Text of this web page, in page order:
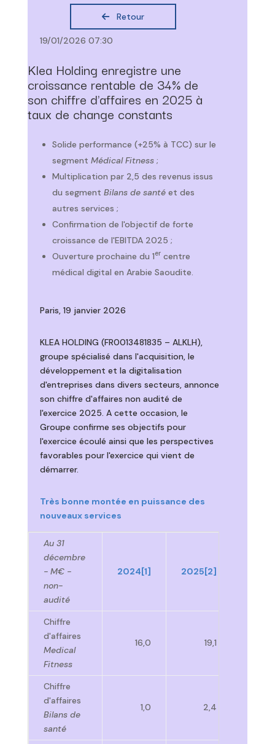
Retour
19/01/2026 07:30
Klea Holding enregistre une
croissance rentable de 34% de
son chiffre d'affaires en 2025 à
taux de change constants
Solide performance (+25% à TCC) sur le
segment Médical Fitness;
Multiplication par 2,5 des revenus issus
du segment Bilans de santéet des
autres services ;
Confirmation de l'objectif de forte
croissance de l'EBITDA 2025 ;
Ouverture prochaine du 1ercentre
médical digital en Arabie Saoudite.
Paris, 19 janvier 2026
KLEA HOLDING (FR0013481835 – ALKLH),
groupe spécialisé dans l'acquisition, le
développement et la digitalisation
d'entreprises dans divers secteurs, annonce
son chiffre d'affaires non audité de
l'exercice 2025. A cette occasion, le
Groupe confirme ses objectifs pour
l'exercice écoulé ainsi que les perspectives
favorables pour l'exercice qui vient de
démarrer.
Très bonne montée en puissance des
nouveaux services
Au 31
décembre
- M€ -
non-
audité
2024[1] 2025[2]
Chiffre
d'affaires
Medical
Fitness
16,0 19,1
Chiffre
d'affaires
Bilans de
santé
1,0 2,4